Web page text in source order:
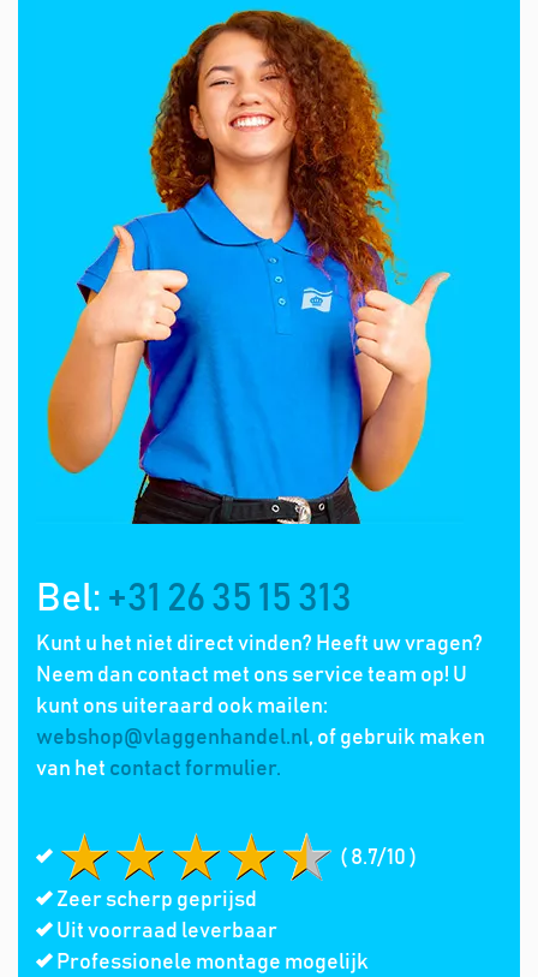
Bel: +31 26 35 15 313
Kunt u het niet direct vinden? Heeft uw vragen?
Neem dan contact met ons service team op! U
kunt ons uiteraard ook mailen:
webshop@vlaggenhandel.nl, of gebruik maken
van het contact formulier.
( 8.7/10 )
Zeer scherp geprijsd
Uit voorraad leverbaar
Professionele montage mogelijk